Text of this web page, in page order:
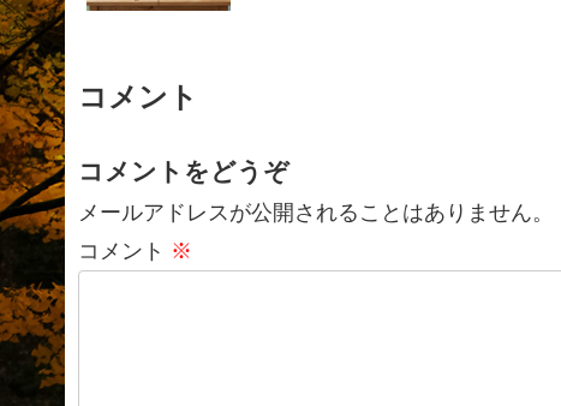
コメント
コメントをどうぞ
メールアドレスが公開されることはありません。
コメント ※